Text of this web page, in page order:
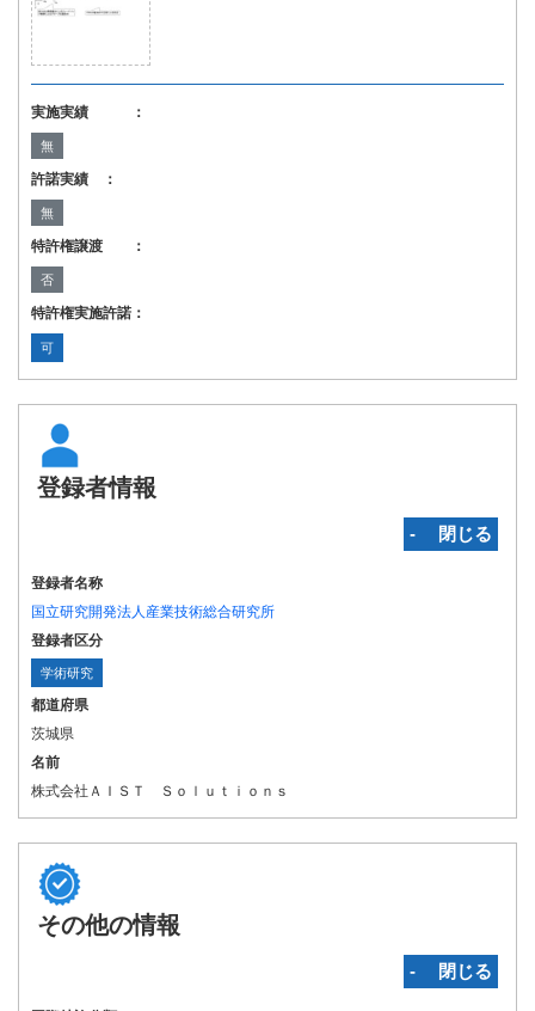
実施実績 ：
無
許諾実績 ：
無
特許権譲渡 ：
否
特許権実施許諾：
可
登録者情報
‐ 閉じる
登録者名称
国立研究開発法人産業技術総合研究所
登録者区分
学術研究
都道府県
茨城県
名前
株式会社ＡＩＳＴ Ｓｏｌｕｔｉｏｎｓ
その他の情報
‐ 閉じる